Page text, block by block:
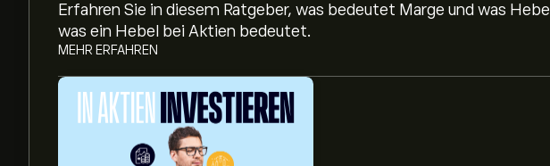
Erfahren Sie in diesem Ratgeber, was bedeutet Marge und was
was ein Hebel bei Aktien bedeutet.
MEHR ERFAHREN